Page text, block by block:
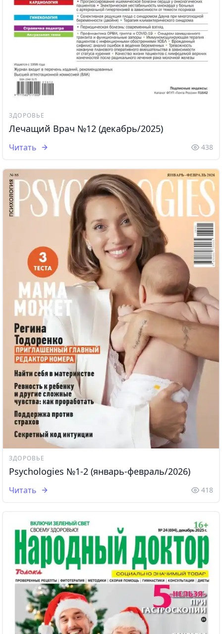
ЗДОРОВЬЕ
Лечащий Врач №12 (декабрь/2025)
Читать 438
ЗДОРОВЬЕ
Psychologies №1-2 (январь-февраль/2026)
Читать 418